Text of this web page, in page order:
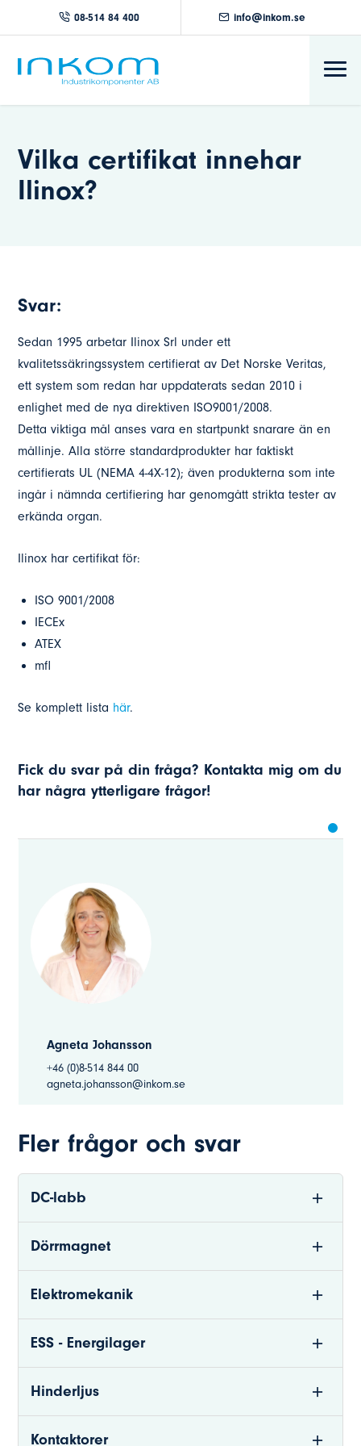
08-514 84 400 info@inkom.se
Vilka certifikat innehar
Ilinox?
Svar:
Sedan 1995 arbetar Ilinox Srl under ett
kvalitetssäkringssystem certifierat av Det Norske Veritas,
ett system som redan har uppdaterats sedan 2010 i
enlighet med de nya direktiven ISO9001/2008.
Detta viktiga mål anses vara en startpunkt snarare än en
mållinje. Alla större standardprodukter har faktiskt
certifierats UL (NEMA 4-4X-12); även produkterna som inte
ingår i nämnda certifiering har genomgått strikta tester av
erkända organ.
Ilinox har certifikat för:
ISO 9001/2008
IECEx
ATEX
mfl
Se komplett lista här.
Fick du svar på din fråga? Kontakta mig om du
har några ytterligare frågor!
Agneta Johansson
+46 (0)8-514 844 00
agneta.johansson@inkom.se
Fler frågor och svar
DC-labb
Dörrmagnet
Elektromekanik
ESS - Energilager
Hinderljus
Kontaktorer